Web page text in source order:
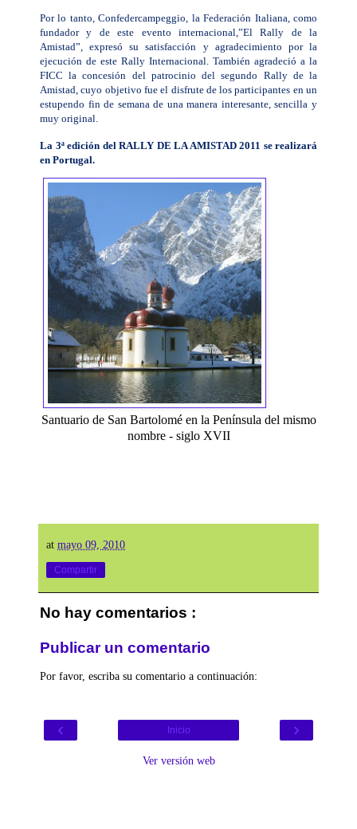
Por lo tanto, Confedercampeggio, la Federación Italiana, como
fundador y de este evento internacional,”El Rally de la
Amistad”, expresó su satisfacción y agradecimiento por la
ejecución de este Rally Internacional. También agradeció a la
FICC la concesión del patrocinio del segundo Rally de la
Amistad, cuyo objetivo fue el disfrute de los participantes en un
estupendo fin de semana de una manera interesante, sencilla y
muy original.
La 3ª edición del RALLY DE LA AMISTAD 2011 se realizará
en Portugal.
Santuario de San Bartolomé en la Península del mismo
nombre - siglo XVII
at mayo 09, 2010
Compartir
No hay comentarios :
Publicar un comentario
Por favor, escriba su comentario a continuación:
‹ ›
Inicio
Ver versión web